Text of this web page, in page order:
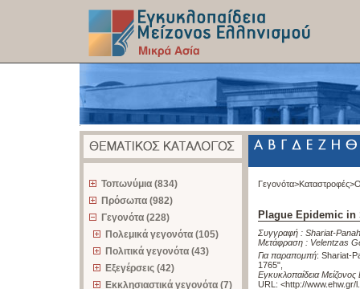
Τοπωνύμια (834)
Πρόσωπα (982)
Γεγονότα (228)
Πολεμικά γεγονότα (105)
Πολιτικά γεγονότα (43)
Εξεγέρσεις (42)
Εκκλησιαστικά γεγονότα (7)
Γεγονότα>Καταστροφές>
Plague Epidemic in
Συγγραφή : Shariat-
Μετάφραση : Velentzas
Για παραπομπή: Shariat-
1765"
Εγκυκλοπαίδεια
URL: <http://www.ehw.gr/